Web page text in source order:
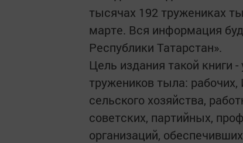
тысячах 192 тружениках
марте. Вся информация
Республики Татарстан».
Цель издания такой книги
тружеников тыла:
сельского хозяйства,
советских, партийных,
организаций,